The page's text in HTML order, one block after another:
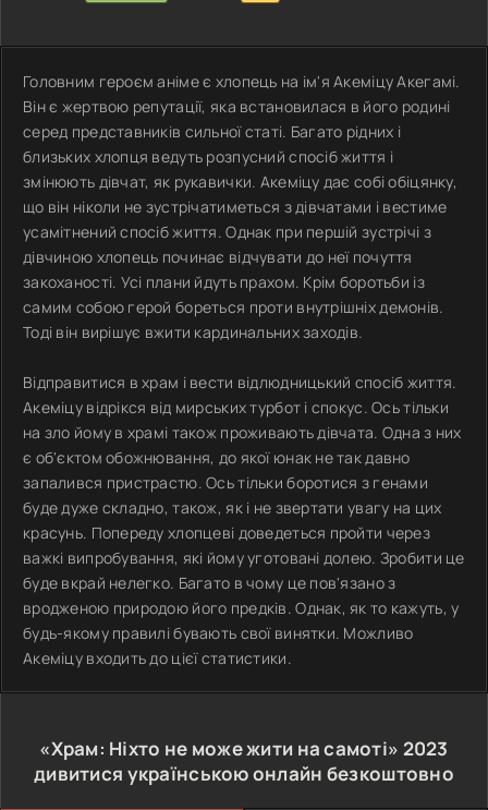
Головним героєм аніме є хлопець на ім'я Акеміцу Акегамі.
Він є жертвою репутації, яка встановилася в його родині
серед представників сильної статі. Багато рідних і
близьких хлопця ведуть розпусний спосіб життя і
змінюють дівчат, як рукавички. Акеміцу дає собі обіцянку,
що він ніколи не зустрічатиметься з дівчатами і вестиме
усамітнений спосіб життя. Однак при першій зустрічі з
дівчиною хлопець починає відчувати до неї почуття
закоханості. Усі плани йдуть прахом. Крім боротьби із
самим собою герой бореться проти внутрішніх демонів.
Тоді він вирішує вжити кардинальних заходів.
Відправитися в храм і вести відлюдницький спосіб життя.
Акеміцу відрікся від мирських турбот і спокус. Ось тільки
на зло йому в храмі також проживають дівчата. Одна з них
є об'єктом обожнювання, до якої юнак не так давно
запалився пристрастю. Ось тільки боротися з генами
буде дуже складно, також, як і не звертати увагу на цих
красунь. Попереду хлопцеві доведеться пройти через
важкі випробування, які йому уготовані долею. Зробити це
буде вкрай нелегко. Багато в чому це пов'язано з
вродженою природою його предків. Однак, як то кажуть, у
будь-якому правилі бувають свої винятки. Можливо
Акеміцу входить до цієї статистики.
«Храм: Ніхто не може жити на самоті» 2023
дивитися українською онлайн безкоштовно